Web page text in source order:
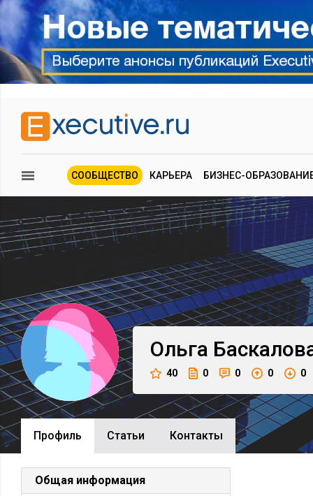
СООБЩЕСТВО КАРЬЕРА БИЗНЕС-
Ольга
40 0 0 0 0
Профиль Cтатьи Контакты
Общая информация